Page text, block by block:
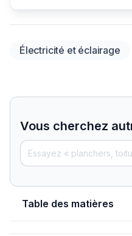
Électricité et éclairage
Vous cherchez
Table des matières